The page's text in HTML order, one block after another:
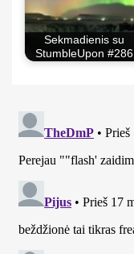
Sekmadienis su
StumbleUpon #286